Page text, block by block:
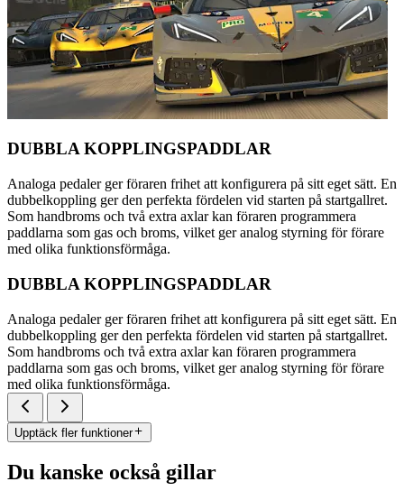
DUBBLA KOPPLINGSPADDLAR
Analoga pedaler ger föraren frihet att konfigurera på sitt eget sätt. En
dubbelkoppling ger den perfekta fördelen vid starten på startgallret.
Som handbroms och två extra axlar kan föraren programmera
paddlarna som gas och broms, vilket ger analog styrning för förare
med olika funktionsförmåga.
DUBBLA KOPPLINGSPADDLAR
Analoga pedaler ger föraren frihet att konfigurera på sitt eget sätt. En
dubbelkoppling ger den perfekta fördelen vid starten på startgallret.
Som handbroms och två extra axlar kan föraren programmera
paddlarna som gas och broms, vilket ger analog styrning för förare
med olika funktionsförmåga.
Upptäck fler funktioner
Du kanske också gillar